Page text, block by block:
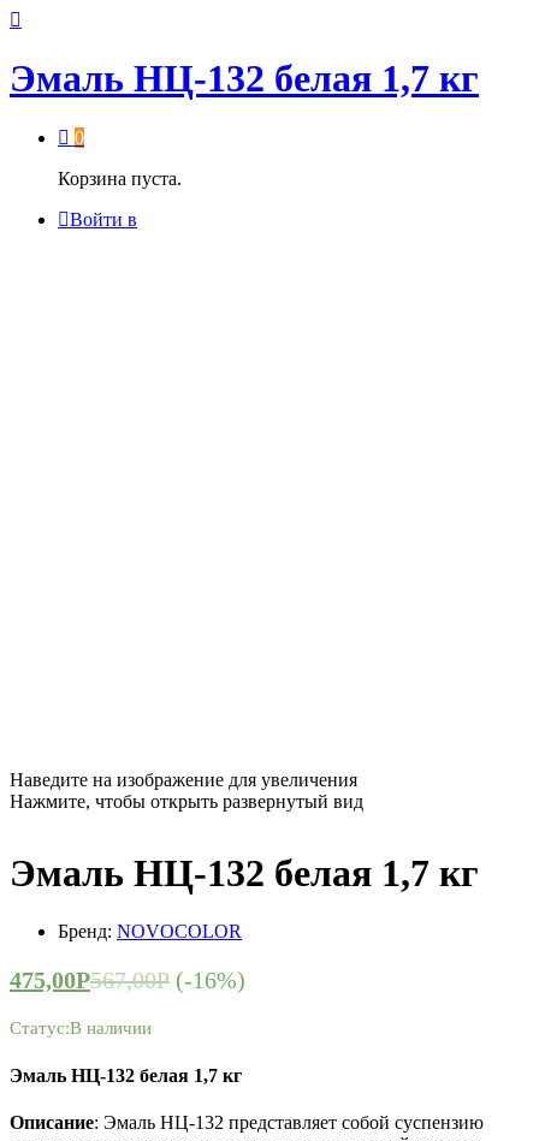
Эмаль НЦ-132 белая 1,7 кг
0
Корзина пуста.
Войти в
Наведите на изображение для увеличения
Нажмите, чтобы открыть развернутый вид
Эмаль НЦ-132 белая 1,7 кг
Бренд: NOVOCOLOR
475,00Р567,00Р (-16%)
Статус:В наличии
Эмаль НЦ-132 белая 1,7 кг
Описание: Эмаль НЦ-132 представляет собой суспензию